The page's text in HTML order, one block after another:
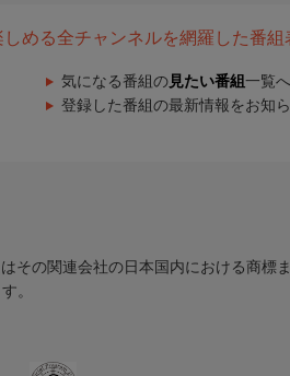
める全チャンネルを網羅した番組
気になる番組の 見たい番組 一覧
登録した番組の最新情報をお知
その関連会社の日本国内における商標
。